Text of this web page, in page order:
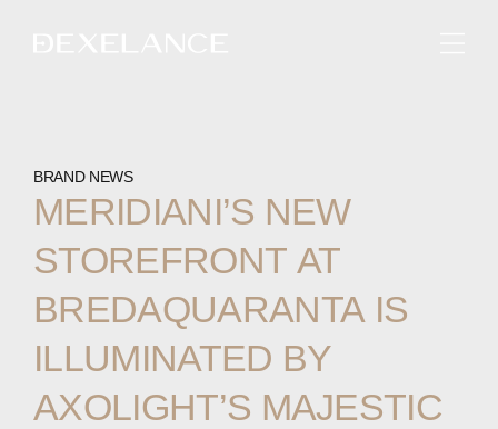
BRAND NEWS
MERIDIANI’S NEW
STOREFRONT AT
BREDAQUARANTA IS
ILLUMINATED BY
AXOLIGHT’S MAJESTIC